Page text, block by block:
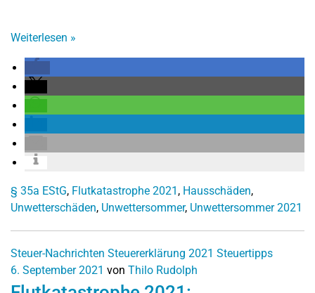
Weiterlesen »
§ 35a EStG, Flutkatastrophe 2021 , Hausschäden,
Unwetterschäden, Unwettersommer, Unwettersommer 2021
Steuer-Nachrichten Steuererklärung 2021 Steuertipps
6. September 2021 von Thilo Rudolph